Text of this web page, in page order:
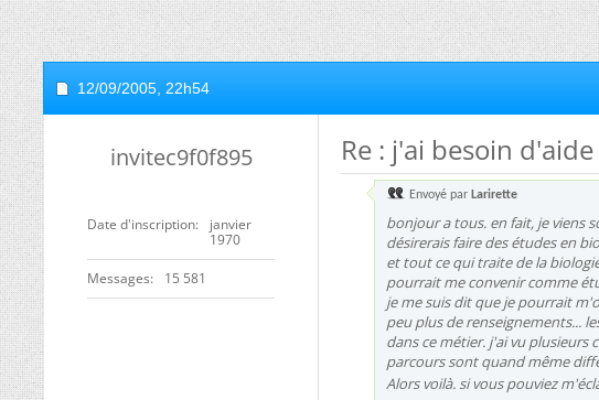
12/09/2005, 22h54
invitec9f0f895
Date d'inscription
janvier
1970
Messages 15 581
Re : j'ai besoin
Envoyé par Larirette
bonjour a tous. en fait, je viens
désirerais faire des études en
et tout ce qui traite de la
pourrait me convenir comme
je me suis dit que je pourrait
peu plus de renseignements...
dans ce métier. j'ai vu plusieurs
parcours sont quand même
Alors voilà. si vous pouviez